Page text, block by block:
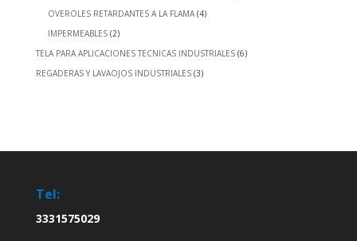
OVEROLES RETARDANTES A LA FLAMA (4)
IMPERMEABLES (2)
TELA PARA APLICACIONES TECNICAS INDUSTRIALES (6)
REGADERAS Y LAVAOJOS INDUSTRIALES (3)
Tel:
3331575029